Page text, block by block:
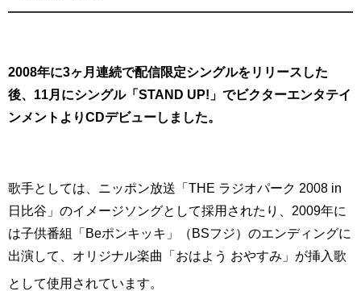
2008年に3ヶ月連続で配信限定シングルをリリースした
後、11月にシングル「STAND UP!」でビクターエンタテイ
ンメントよりCDデビューしました。
歌手としては、ニッポン放送「THE ラジオパーク 2008 in
日比谷」のイメージソングとして採用されたり、2009年に
は子供番組「Beポンキッキ」（BSフジ）のエンディングに
出演して、オリジナル楽曲「おはよう おやすみ」が挿入歌
として使用されています。